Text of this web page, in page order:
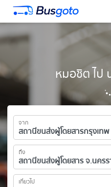
หมอชิต ไป
จาก
ถึง
เที่ยวไป